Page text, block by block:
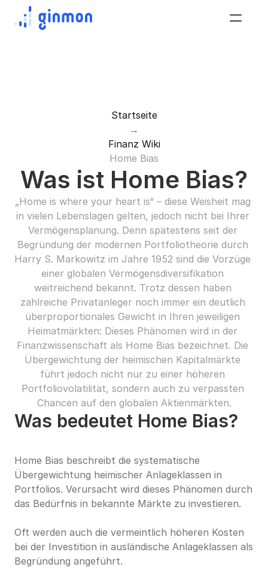
Startseite
→
Finanz Wiki
Home Bias
Was ist Home Bias?
„Home is where your heart is“ – diese Weisheit mag
in vielen Lebenslagen gelten, jedoch nicht bei Ihrer
Vermögensplanung. Denn spätestens seit der
Begründung der modernen Portfoliotheorie durch
Harry S. Markowitz im Jahre 1952 sind die Vorzüge
einer globalen Vermögensdiversifikation
weitreichend bekannt. Trotz dessen haben
zahlreiche Privatanleger noch immer ein deutlich
überproportionales Gewicht in Ihren jeweiligen
Heimatmärkten: Dieses Phänomen wird in der
Finanzwissenschaft als Home Bias bezeichnet. Die
Übergewichtung der heimischen Kapitalmärkte
führt jedoch nicht nur zu einer höheren
Portfoliovolatilität, sondern auch zu verpassten
Chancen auf den globalen Aktienmärkten.
Was bedeutet Home Bias?
Home Bias beschreibt die systematische
Übergewichtung heimischer Anlageklassen in
Portfolios. Verursacht wird dieses Phänomen durch
das Bedürfnis in bekannte Märkte zu investieren.
Oft werden auch die vermeintlich höheren Kosten
bei der Investition in ausländische Anlageklassen als
Begründung angeführt.